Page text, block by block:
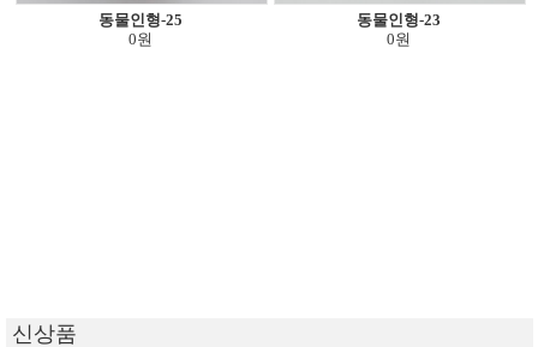
동물인형-25
0원
동물인형-23
0원
신상품